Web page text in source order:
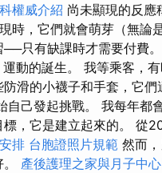
權威介紹 尚未顯現的反應
時，它們就會萌芽（無論
只有缺課時才需要付費
動的誕生。 我等乘客，
滑的小襪子和手套，它們
己發起挑戰。 我每年都
，它是建立起來的。 從
排 台胞證照片規範 然而
產後護理之家與月子中